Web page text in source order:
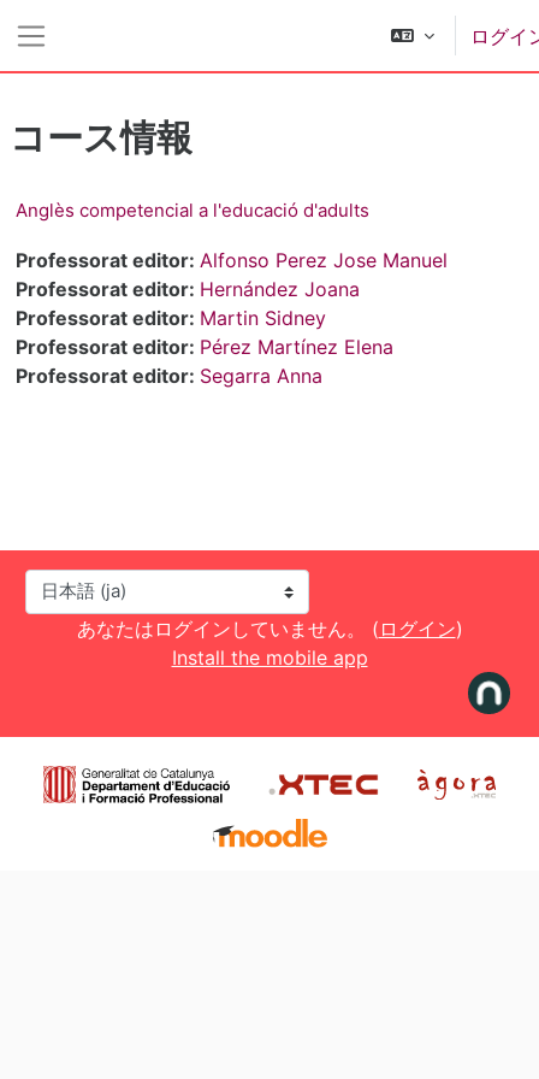
ログイ
コース情報
Anglès competencial a l'educació d'adults
Professorat editor: Alfonso Perez Jose Manuel
Professorat editor: Hernández Joana
Professorat editor: Martin Sidney
Professorat editor: Pérez Martínez Elena
Professorat editor: Segarra Anna
言語設定
あなたはログインしていません。 ( ログイン)
Install the mobile app